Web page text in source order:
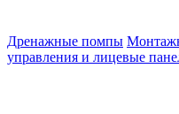
Дренажные помпы
управления и лицевые